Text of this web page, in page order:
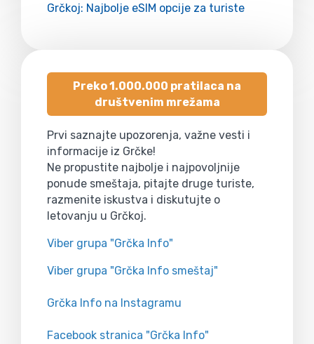
Grčkoj: Najbolje eSIM opcije za turiste
Preko 1.000.000 pratilaca na
društvenim mrežama
Prvi saznajte upozorenja, važne vesti i
informacije iz Grčke!
Ne propustite najbolje i najpovoljnije
ponude smeštaja, pitajte druge turiste,
razmenite iskustva i diskutujte o
letovanju u Grčkoj.
Viber grupa "Grčka Info"
Viber grupa "Grčka Info smeštaj"
Grčka Info na Instagramu
Facebook stranica "Grčka Info"